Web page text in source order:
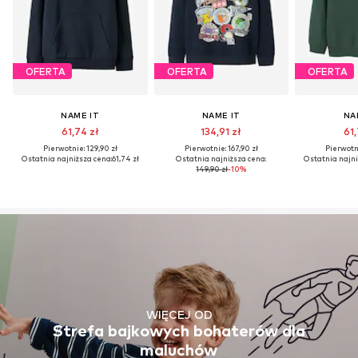
OFERTA
NAME IT
61,74 zł
Pierwotnie: 129,90 zł
Ostatnia najniższa cena:61,74 zł
OFERTA
NAME IT
134,91 zł
Pierwotnie: 167,90 zł
Ostatnia najniższa cena:
149,90 zł-10%
OFERTA
Ostatnia
WIĘCEJ OD
Strefa bajkowych bohaterów dla
maluchów